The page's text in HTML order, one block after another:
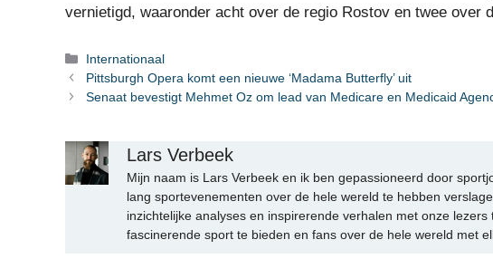
vernietigd, waaronder acht over de regio Rostov en twee over
Categorieën
Internationaal
Pittsburgh Opera komt een nieuwe ‘Madama Butterfly’ uit
Senaat bevestigt Mehmet Oz om lead van Medicare en Medicaid
Lars Verbeek
Mijn naam is Lars Verbeek en ik ben gepassioneerd door
lang sportevenementen over de hele wereld te hebben
inzichtelijke analyses en inspirerende verhalen met onze
fascinerende sport te bieden en fans over de hele wereld met